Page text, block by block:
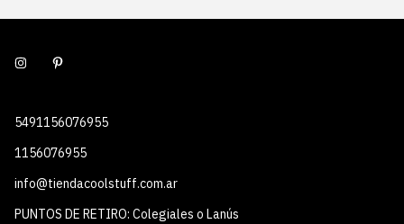
5491156076955
1156076955
info@tiendacoolstuff.com.ar
PUNTOS DE RETIRO: Colegiales o Lanús